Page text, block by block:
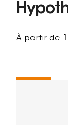
À partir de